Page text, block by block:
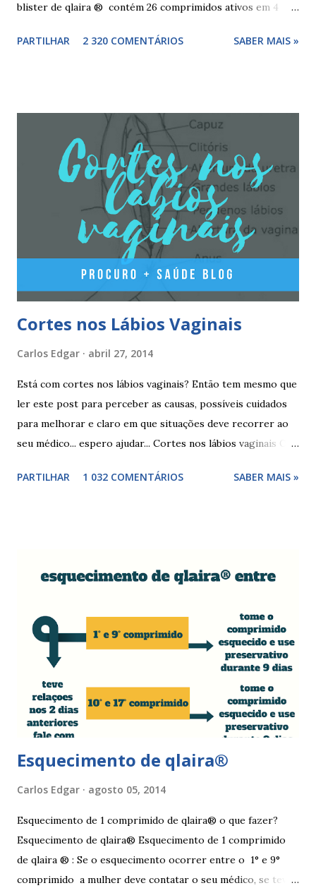
blister de qlaira ® contém 26 comprimidos ativos em 4
comprimidos inativos brancos na linha 4. Dosagem
estradiol (estrogénio natural) e 2 mg de dienogest 17
comprimidos amarelo claros, contêm 2 mg de valerato de
estradiol (estrogénio natural) e 3 mg de dienogest 2
comprimidos vermelho escuros, contêm 1 mg de valerato
de estradiol (estrogénio natural) 2 comprimidos brancos
não têm hormonas (correspondem ao período de pausa).
Outros componentes: lactose mono-hidratada, amido de
PARTILHAR 2 320 COMENTÁRIOS SABER MAIS »
Cortes nos Lábios Vaginais
Carlos Edgar abril 27, 2014
Está com cortes nos lábios vaginais? Então tem mesmo que
ler este post para perceber as causas, possíveis cuidados
para melhorar e claro em que situações deve recorrer ao
seu médico... espero ajudar... Cortes nos lábios vaginais Os
surgir devido às relações sexuais (gestos ou actos mais
de roupa sintética, entre outras. Como tratar as fissuras
sexuais durante 4 dias, aplicar pomada pastosa de vitamina
A e óxido de zinco, fazer a higiene intima duas vezes ao dia
com sabonete de pH neutro e quando retomar as relações
sexuais deverá garantir que a ferida está cicatrizada e que
está lubrificada, se necessário usar um lubrific...
PARTILHAR 1 032 COMENTÁRIOS SABER MAIS »
Esquecimento de qlaira®
Carlos Edgar agosto 05, 2014
Esquecimento de 1 comprimido de qlaira® o que fazer?
Esquecimento de qlaira® Esquecimento de 1 comprimido
de qlaira ® : Se o esquecimento ocorrer entre o 1° e 9°
comprimido a mulher deve contatar o seu médico, se teve